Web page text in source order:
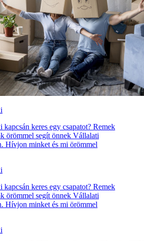
keres egy csapatot? Remek
örömmel segít önnek Vállalati
Hívjon minket és mi örömmel
keres egy csapatot? Remek
örömmel segít önnek Vállalati
Hívjon minket és mi örömmel